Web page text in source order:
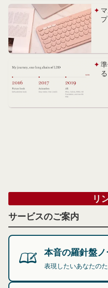
る
リ
サービスのご案内
本音の羅針盤
表現したいあなたの